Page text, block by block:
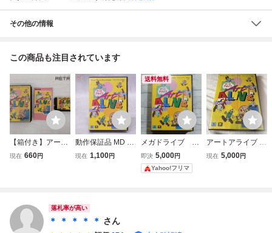
その他の情報
この商品も注目されています
【箱付き】アート
アライブ メガドラ
現在 660円
動作保証品 MD メ
ガドライブ アート
現在 1,100円
送料無料
メガドライブ ア
ートアライブ
即決 5,000円
Yahoo!フリマ
アートアライブ メ
ガドライブ専用 S
現在 5,000円
落札率が高い
＊ ＊ ＊ ＊ ＊ さん